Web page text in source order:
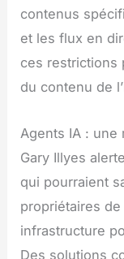
contenus
et les flux en
ces restrictions
du contenu de
Agents IA : une
Gary Illyes
qui pourraient
propriétaires
infrastructure
Des solutions